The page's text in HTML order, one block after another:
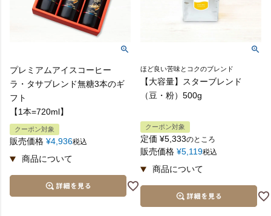
プレミアムアイスコーヒー
ラ・タサブレンド無糖3本のギ
フト
【1本=720ml】
クーポン対象
販売価格 ¥4,936税込
ほど良い苦味とコクのブレンド
【大容量】スターブレンド
（豆・粉）500g
クーポン対象
定価 ¥5,333のところ
販売価格 ¥5,119税込